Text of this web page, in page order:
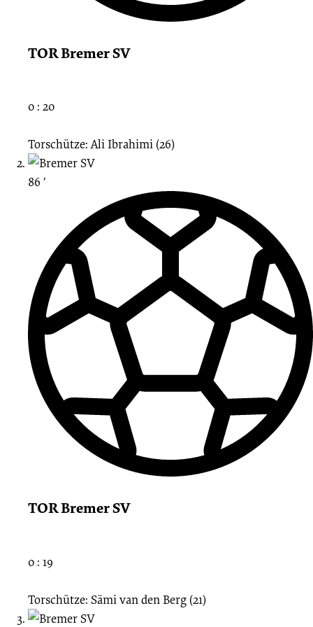
TOR Bremer SV
0 : 20
Torschütze: Ali Ibrahimi (26)
86 ′
TOR Bremer SV
0 : 19
Torschütze: Sämi van den Berg (21)